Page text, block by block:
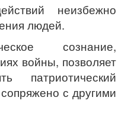
неизбежно
людей.
сознание,
войны, позволяет
патриотический
с другими